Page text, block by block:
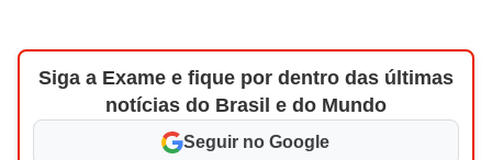
Siga a Exame e fique por dentro das últimas
notícias do Brasil e do Mundo
Seguir no Google